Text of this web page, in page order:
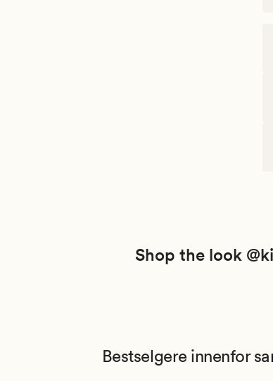
Shop the look
Bestselgere innenfor